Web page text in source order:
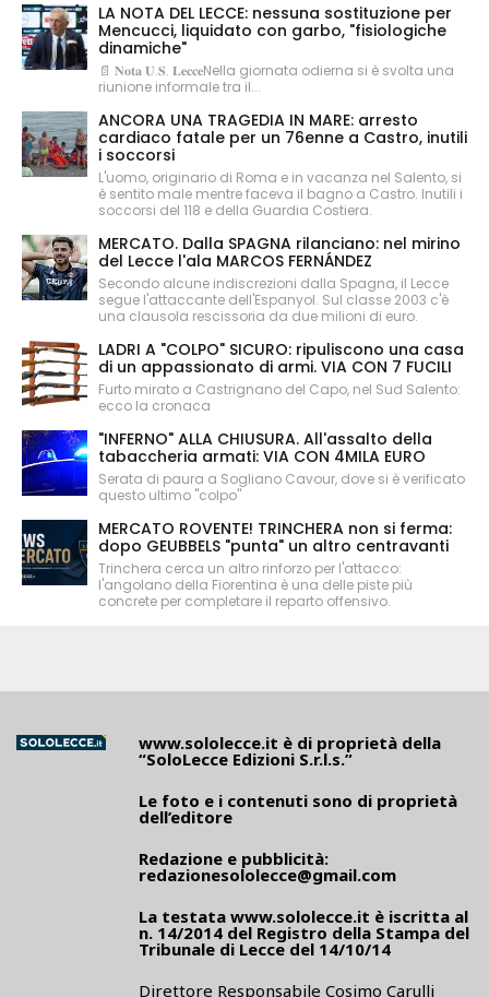
LA NOTA DEL LECCE: nessuna sostituzione per
Mencucci, liquidato con garbo, "fisiologiche
dinamiche"
📄 𝐍𝐨𝐭𝐚 𝐔.𝐒. 𝐋𝐞𝐜𝐜𝐞Nella giornata odierna si è svolta una
riunione informale tra il...
ANCORA UNA TRAGEDIA IN MARE: arresto
cardiaco fatale per un 76enne a Castro, inutili
i soccorsi
L'uomo, originario di Roma e in vacanza nel Salento, si
è sentito male mentre faceva il bagno a Castro. Inutili i
soccorsi del 118 e della Guardia Costiera.
MERCATO. Dalla SPAGNA rilanciano: nel mirino
del Lecce l'ala MARCOS FERNÁNDEZ
Secondo alcune indiscrezioni dalla Spagna, il Lecce
segue l'attaccante dell'Espanyol. Sul classe 2003 c'è
una clausola rescissoria da due milioni di euro.
LADRI A "COLPO" SICURO: ripuliscono una casa
di un appassionato di armi. VIA CON 7 FUCILI
Furto mirato a Castrignano del Capo, nel Sud Salento:
ecco la cronaca
"INFERNO" ALLA CHIUSURA. All'assalto della
tabaccheria armati: VIA CON 4MILA EURO
Serata di paura a Sogliano Cavour, dove si è verificato
questo ultimo "colpo"
MERCATO ROVENTE! TRINCHERA non si ferma:
dopo GEUBBELS "punta" un altro centravanti
Trinchera cerca un altro rinforzo per l'attacco:
l'angolano della Fiorentina è una delle piste più
concrete per completare il reparto offensivo.
www.sololecce.it è di proprietà della
“SoloLecce Edizioni S.r.l.s.”
Le foto e i contenuti sono di proprietà
dell’editore
Redazione e pubblicità:
redazionesololecce@gmail.com
La testata www.sololecce.it è iscritta al
n. 14/2014 del Registro della Stampa del
Tribunale di Lecce del 14/10/14
Direttore Responsabile Cosimo Carulli